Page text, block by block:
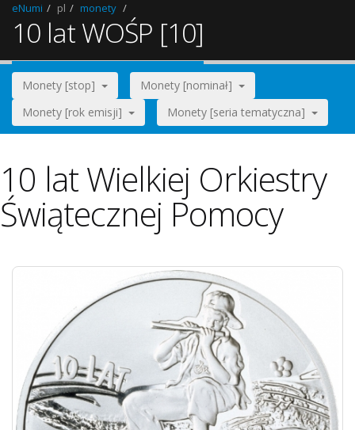
eNumi pl monety
10 lat WOŚP [10]
Monety [stop]
Monety [nominał]
Monety [rok emisji]
Monety [seria tematyczna]
10 lat Wielkiej Orkiestry
Świątecznej Pomocy